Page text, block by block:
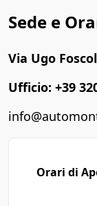
Sede e
Via Ugo
Ufficio: +39
Orari di